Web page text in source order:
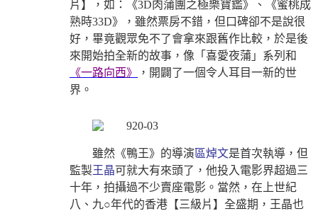
片】，如：《3D肉蒲團之極樂寶鑑》、《蜜桃成
熟時33D》，雖然票房不錯，但口碑卻不是說很
好，畢竟觀眾免不了會拿來跟舊作比較，於是後
來開始拍全新的故事，像「喜愛夜蒲」系列和
《一路向西》
，開闢了一個令人耳目一新的世
界。
雖然《鴨王》的導演區焯文是首次執導，但
監製王晶可就大有來頭了，他投入電影界超過三
十年，拍攝過不少賣座電影。當然，在上世紀
八、九○年代的香港【三級片】全盛期，王晶也